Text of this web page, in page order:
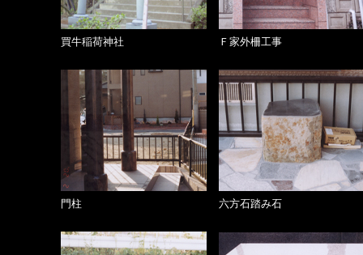
買牛稲荷神社 Ｆ家外柵工事
門柱 六方石踏み石